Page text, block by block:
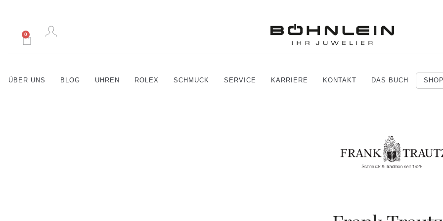
0
ÜBER UNS BLOG UHREN ROLEX SCHMUCK SERVICE KARRIERE KONTAKT DAS BUCH